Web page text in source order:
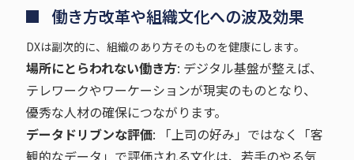
働き方改革や組織文化への波及効果
DXは副次的に、組織のあり方そのものを健康にします。
場所にとらわれない働き方: デジタル基盤が整えば、
テレワークやワーケーションが現実のものとなり、
優秀な人材の確保につながります。
データドリブンな評価: 「上司の好み」ではなく「客
観的なデータ」で評価される文化は、若手のやる気